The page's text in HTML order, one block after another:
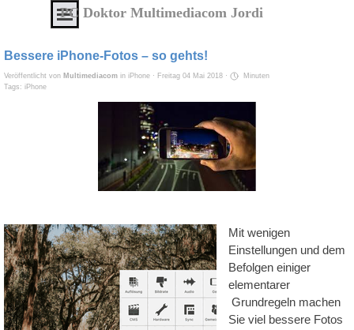
Direkt zum SeiteninhaltPC Doktor Multimediacom Jordi
IT
Service
von
zu
erschwinglichen
Preisen
Service
Menü überspringen
Bessere iPhone-Fotos – so gehts!
Veröffentlicht von Multimediacom in iPhone · Freitag 04 Mai 2018 ·
Minuten
Tags: iPhone
Mit wenigen
Einstellungen und dem
Befolgen einiger
elementarer
Grundregeln machen
Sie viel bessere Fotos